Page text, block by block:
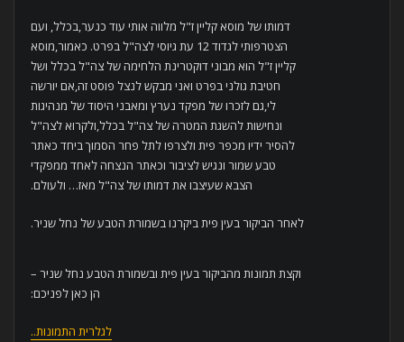
דמותו של מוסא קליין ז"ל מלווה אותי עוד כנער,בכלל, ועם
הצטרפותי לגדוד 12 עת גיוסי לצה"ל בפרט. כאמור,מוסא
קליין ז"ל הוא מבוני דוקטרינת הלחימה של צה"ל בכלל ושל
חטיבת גולני בפרט ואני מבקש לנצל פוסט זה,אם יורשה
לי,גם לזכרו של מפקד נערץ ומאבני היסוד של מנהיגות
ונחישות להשגת המטרה של צה"ל בכלל,ולקרוא לצה"ל
להסיר ידיו מכפר פית ולצרפו לתל פחר הסמוך ביחד כאתר
טבע שמור ונגיש לציבור וכאתר הנצחה לאחד ממפקדי
הצבא שעיצבו את דמותו של צה"ל מאז… ולעולם.
לאחר הביקור בעין פית ביקרנו בשמורת הטבע של נחל שניר.
וקצת תמונות מהביקור בעין פית ובשמורת הטבע נחל שניר –
הן כאן לפניכם:
לגלרית התמונות..